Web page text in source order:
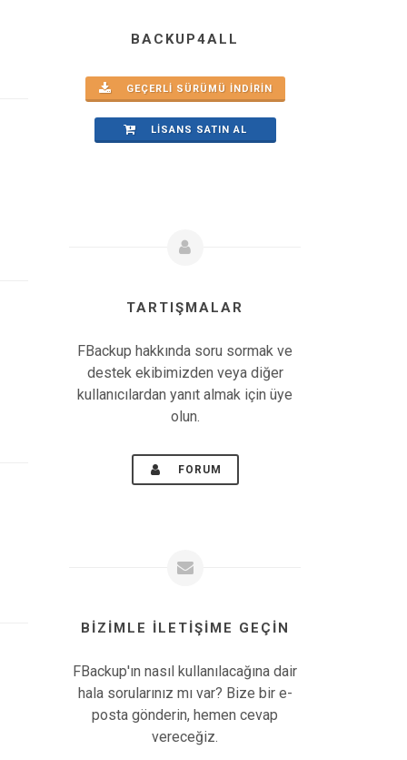
BACKUP4ALL
GEÇERLI SÜRÜMÜ INDIRIN
LISANS SATIN AL
TARTIŞMALAR
FBackup hakkında soru sormak ve
destek ekibimizden veya diğer
kullanıcılardan yanıt almak için üye
olun.
FORUM
BIZIMLE ILETIŞIME GEÇIN
FBackup'ın nasıl kullanılacağına dair
hala sorularınız mı var? Bize bir e-
posta gönderin, hemen cevap
vereceğiz.